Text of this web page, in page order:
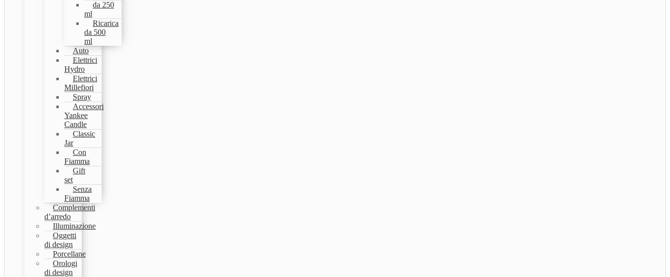
da 250
ml
Ricarica
da 500
ml
Auto
Elettrici
Hydro
Elettrici
Millefiori
Spray
Accessori
Yankee
Candle
Classic
Jar
Con
Fiamma
Gift
set
Senza
Fiamma
Complementi
d’arredo
Illuminazione
Oggetti
di design
Porcellane
Orologi
di design